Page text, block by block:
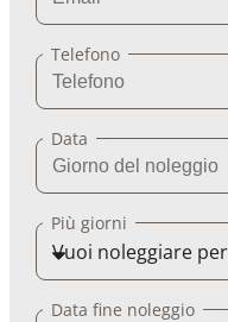
Telefono
Data
Più giorni
Data fine noleggio